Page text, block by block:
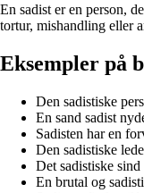
En sadist er en person,
tortur, mishandling eller
Eksempler på
Den sadistiske
En sand sadist
Sadisten har en
Den sadistiske
Det sadistiske
En brutal og